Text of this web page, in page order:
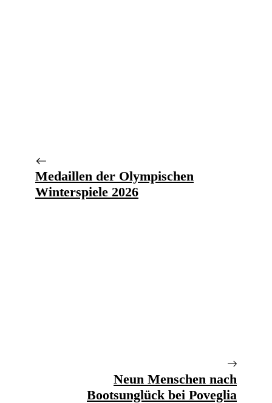
Medaillen der Olympischen
Winterspiele 2026
Neun Menschen nach
Bootsunglück bei Poveglia